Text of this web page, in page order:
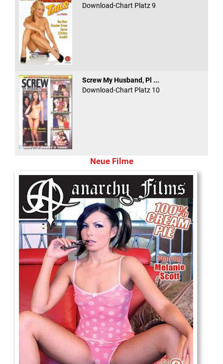
Download-Chart Platz 9
Screw My Husband, Pl ...
Download-Chart Platz 10
Neue Filme